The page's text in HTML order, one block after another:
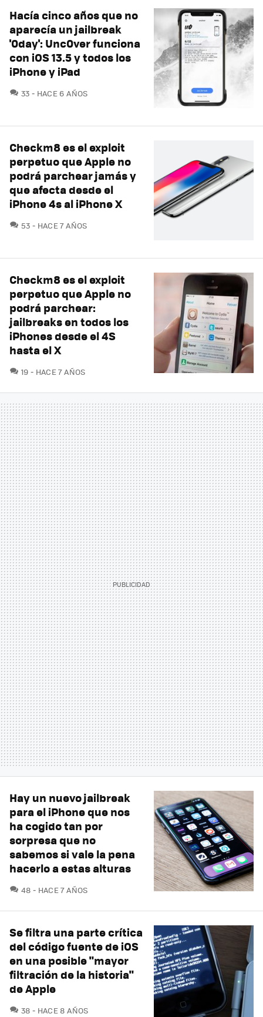
Hacía cinco años que no
aparecía un jailbreak
'0day': Unc0ver funciona
con iOS 13.5 y todos los
iPhone y iPad
33 COMENTARIOS
HACE 6 AÑOS
Checkm8 es el exploit
perpetuo que Apple no
podrá parchear jamás y
que afecta desde el
iPhone 4s al iPhone X
53 COMENTARIOS
HACE 7 AÑOS
Checkm8 es el exploit
perpetuo que Apple no
podrá parchear:
jailbreaks en todos los
iPhones desde el 4S
hasta el X
19 COMENTARIOS
HACE 7 AÑOS
Hay un nuevo jailbreak
para el iPhone que nos
ha cogido tan por
sorpresa que no
sabemos si vale la pena
hacerlo a estas alturas
48 COMENTARIOS
HACE 7 AÑOS
Se filtra una parte crítica
del código fuente de iOS
en una posible "mayor
filtración de la historia"
de Apple
38 COMENTARIOS
HACE 8 AÑOS